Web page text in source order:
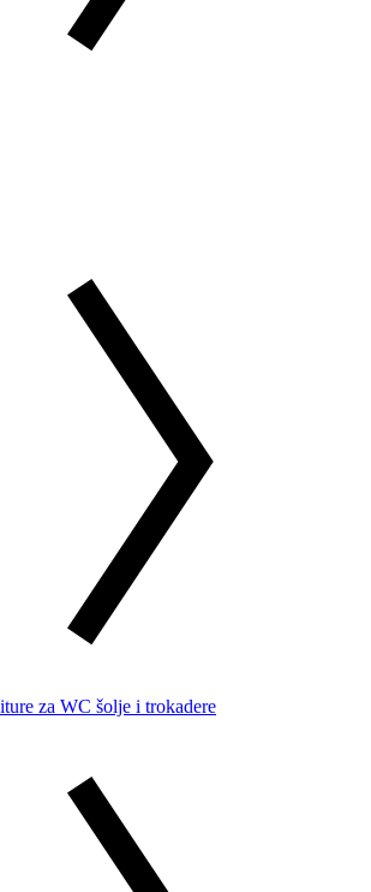
za WC šolje i trokadere